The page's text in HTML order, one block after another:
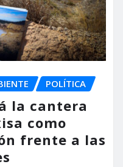
POLÍTICA
la cantera
como
frente a las